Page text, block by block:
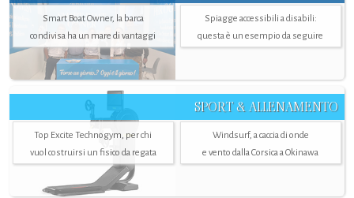
Smart Boat Owner, la barca
condivisa ha un mare di vantaggi
Spiagge accessibili a disabili:
questa è un esempio da seguire
SPORT & ALLENAMENTO
Top Excite Technogym, per chi
vuol costruirsi un fisico da regata
Windsurf, a caccia di onde
e vento dalla Corsica a Okinawa